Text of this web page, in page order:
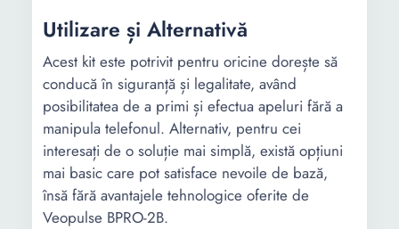
Utilizare și Alternativă
Acest kit este potrivit pentru oricine dorește să
conducă în siguranță și legalitate, având
posibilitatea de a primi și efectua apeluri fără a
manipula telefonul. Alternativ, pentru cei
interesați de o soluție mai simplă, există opțiuni
mai basic care pot satisface nevoile de bază,
însă fără avantajele tehnologice oferite de
Veopulse BPRO-2B.